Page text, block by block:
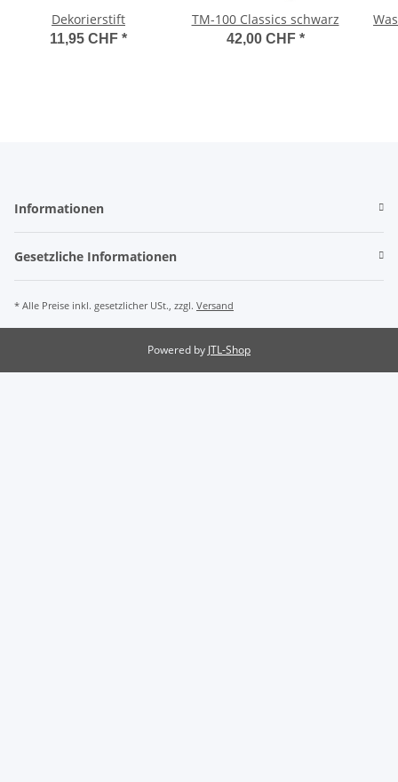
Dekorierstift
11,95 CHF *
TM-100 Classics schwarz
42,00 CHF *
Informationen
Gesetzliche Informationen
* Alle Preise inkl. gesetzlicher USt., zzgl. Versand
Powered by JTL-Shop